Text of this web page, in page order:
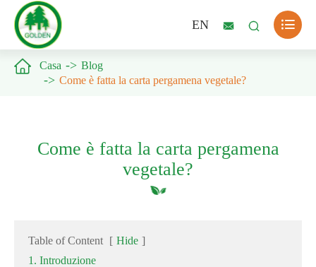
EN   
 Casa
Blog
Come è fatta la carta pergamena vegetale?
Come è fatta la carta pergamena
vegetale?
Table of Content [ Hide ]
1. Introduzione